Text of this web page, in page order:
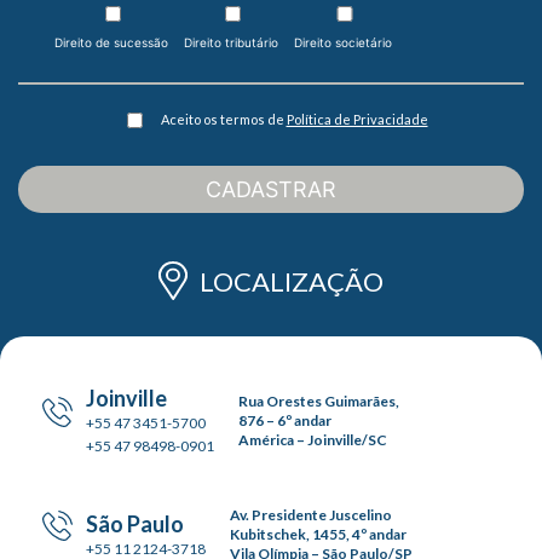
Direito de sucessão Direito tributário Direito societário
Aceito os termos de Política de Privacidade
CADASTRAR
LOCALIZAÇÃO
Joinville
+55 47 3451-5700
+55 47 98498-0901
Rua Orestes Guimarães,
876 – 6º andar
América – Joinville/SC
São Paulo
+55 11 2124-3718
Av. Presidente Juscelino
Kubitschek, 1455, 4º andar
Vila Olímpia – São Paulo/SP